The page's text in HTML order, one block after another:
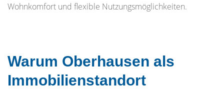
Wohnkomfort und flexible Nutzungsmöglichkeiten.
Warum Oberhausen als
Immobilienstandort